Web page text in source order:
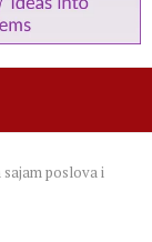
sajam poslova i